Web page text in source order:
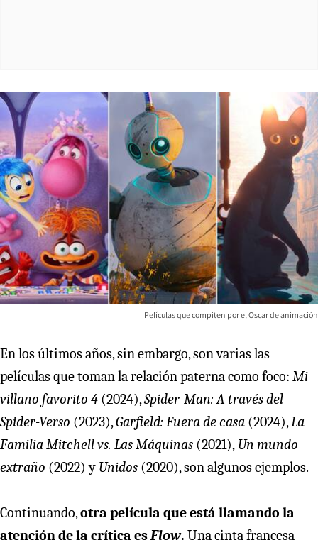
Películas que compiten por el Oscar de animación
En los últimos años, sin embargo, son varias las
películas que toman la relación paterna como foco: Mi
villano favorito 4 (2024),Spider-Man: A través del
Spider-Verso (2023),Garfield: Fuera de casa (2024),La
Familia Mitchell vs. Las Máquinas (2021), Un mundo
extraño (2022) y Unidos (2020), son algunos ejemplos.
Continuando,otra película que está llamando la
atención de la crítica esFlow. Una cinta francesa